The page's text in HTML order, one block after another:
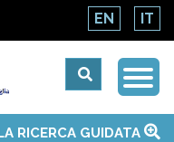
EN IT
RICERCA GUIDATA